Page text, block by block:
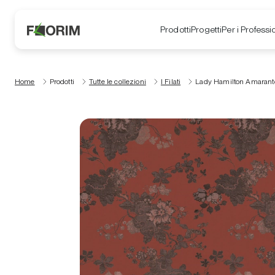
ProdottiProgettiPer i
Home Prodotti Tutte le collezioni I Filati Lady Hamilton